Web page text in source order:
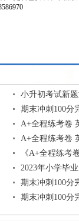
小升初考试新
期末冲刺100分
A+全程练考卷
A+全程练考卷
《A+全程练考
2023年小学毕
期末冲刺100分
期末冲刺100分